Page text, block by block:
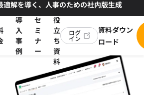
適解を導く、人事のための社内版生成
導
入
事
例
セ
ミ
ナ
ー
お
役
立
ち
資
料
ログ
イン
資料ダウン
ロード